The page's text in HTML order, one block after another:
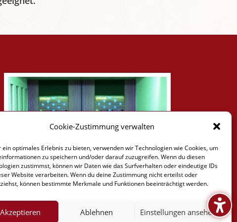
Cookie-Zustimmung verwalten
ein optimales Erlebnis zu bieten, verwenden wir Technologien wie Cookies, um
zu speichern und/oder darauf zuzugreifen. Wenn du diesen
zustimmst, können wir Daten wie das Surfverhalten oder eindeutige IDs
Website verarbeiten. Wenn du deine Zustimmung nicht erteilst oder
können bestimmte Merkmale und Funktionen beeinträchtigt werden.
Akzeptieren Ablehnen Einstellungen ansehen